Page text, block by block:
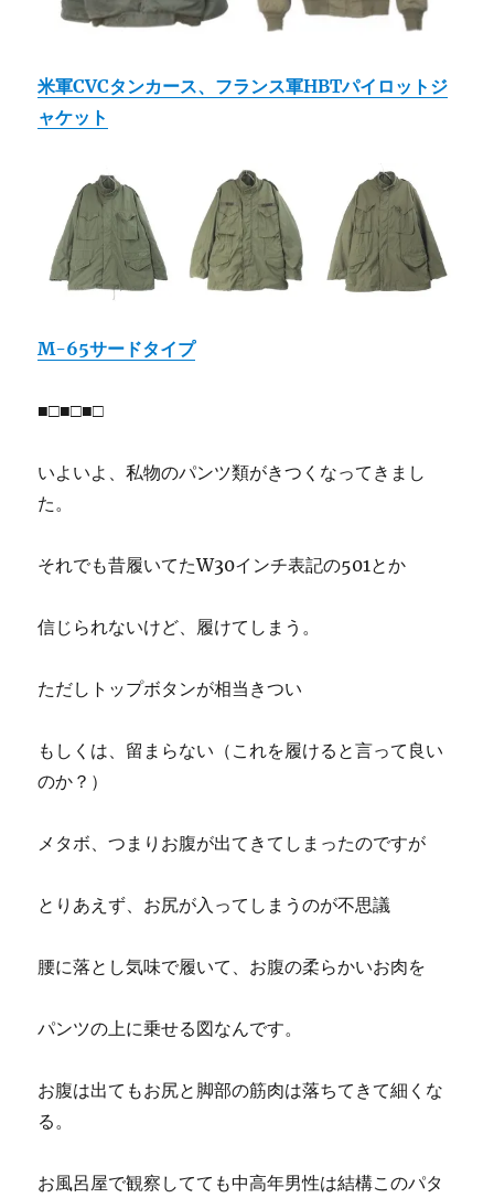
米軍CVCタンカース、フランス軍HBTパイロットジ
ャケット
M-65サードタイプ
■□■□■□
いよいよ、私物のパンツ類がきつくなってきまし
た。
それでも昔履いてたW30インチ表記の501とか
信じられないけど、履けてしまう。
ただしトップボタンが相当きつい
もしくは、留まらない（これを履けると言って良い
のか？）
メタボ、つまりお腹が出てきてしまったのですが
とりあえず、お尻が入ってしまうのが不思議
腰に落とし気味で履いて、お腹の柔らかいお肉を
パンツの上に乗せる図なんです。
お腹は出てもお尻と脚部の筋肉は落ちてきて細くな
る。
お風呂屋で観察してても中高年男性は結構このパタ